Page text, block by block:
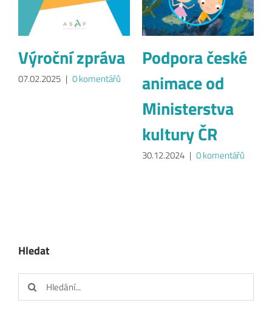
Výroční zpráva
07.02.2025 | 0 komentářů
Podpora české
animace od
Ministerstva
kultury ČR
30.12.2024 | 0 komentářů
Hledat
Hledat: